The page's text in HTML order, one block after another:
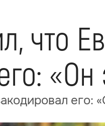
что
«Он
его: